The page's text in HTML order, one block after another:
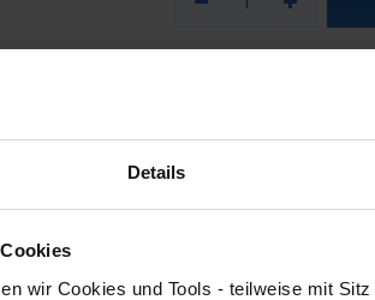
Details
wir Cookies und Tools - teilweise mit
vergleichen auf
Artikelnummer